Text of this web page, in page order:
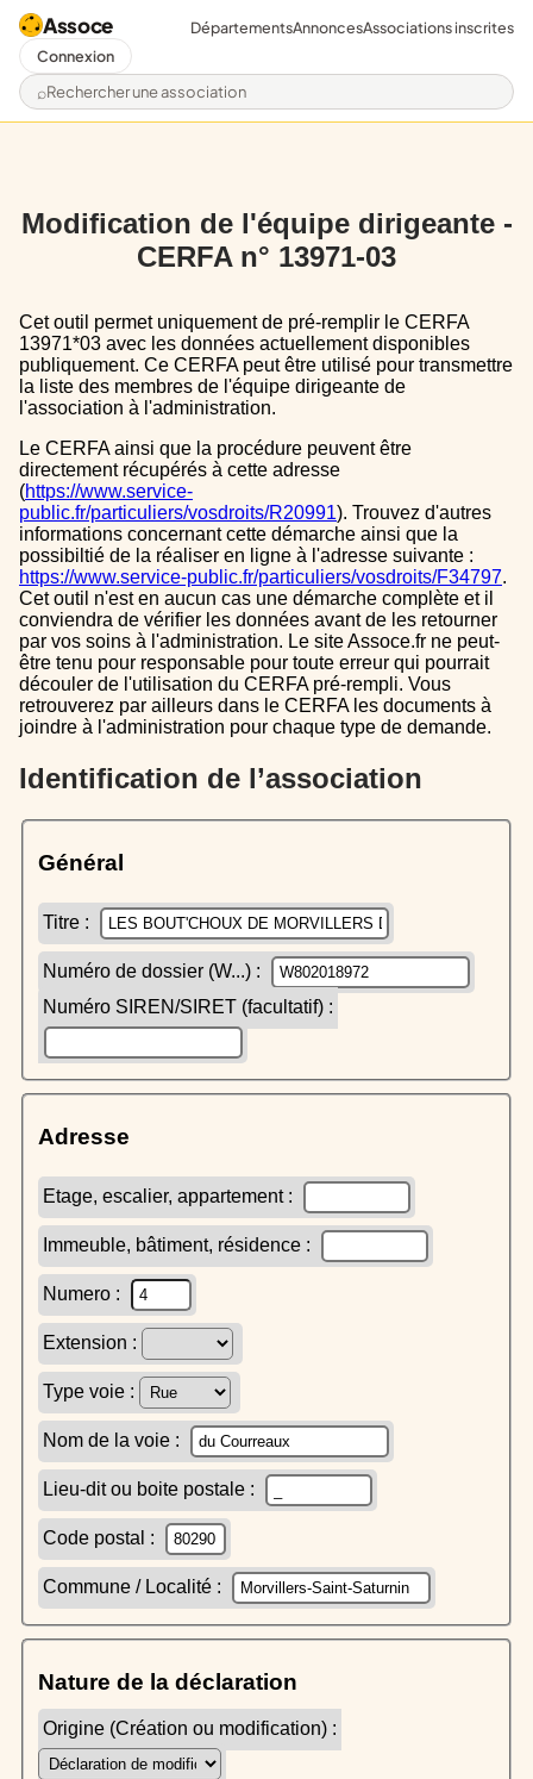
Assoce
Rechercher une association
DépartementsAnnoncesAssociations inscrites
Connexion
Modification de l'équipe dirigeante -
CERFA n° 13971-03
Cet outil permet uniquement de pré-remplir le CERFA
13971*03 avec les données actuellement disponibles
publiquement. Ce CERFA peut être utilisé pour transmettre
la liste des membres de l'équipe dirigeante de
l'association à l'administration.
Le CERFA ainsi que la procédure peuvent être
directement récupérés à cette adresse
(https://www.service-
public.fr/particuliers/vosdroits/R20991). Trouvez d'autres
informations concernant cette démarche ainsi que la
possibiltié de la réaliser en ligne à l'adresse suivante :
https://www.service-public.fr/particuliers/vosdroits/F34797.
Cet outil n'est en aucun cas une démarche complète et il
conviendra de vérifier les données avant de les retourner
par vos soins à l'administration. Le site Assoce.fr ne peut-
être tenu pour responsable pour toute erreur qui pourrait
découler de l'utilisation du CERFA pré-rempli. Vous
retrouverez par ailleurs dans le CERFA les documents à
joindre à l'administration pour chaque type de demande.
Identification de l’association
Général
Titre :
Numéro de dossier (W...) :
Numéro SIREN/SIRET (facultatif) :
Adresse
Etage, escalier, appartement :
Immeuble, bâtiment, résidence :
Numero :
Extension :
Type voie :
Nom de la voie :
Lieu-dit ou boite postale :
Code postal :
Commune / Localité :
Nature de la déclaration
Origine (Création ou modification) :